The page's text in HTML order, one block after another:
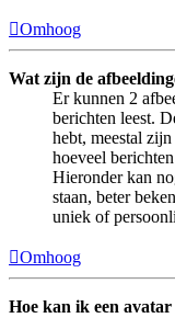
Omhoog
Wat zijn de
Er kunnen 2
berichten leest.
hebt, meestal
hoeveel
Hieronder kan
staan, beter
uniek of
Omhoog
Hoe kan ik een avatar